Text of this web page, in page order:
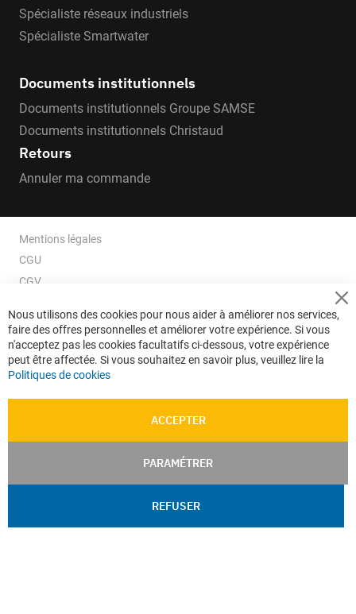
Spécialiste réseaux industriels
Spécialiste Smartwater
Documents institutionnels
Documents institutionnels Groupe SAMSE
Documents institutionnels Christaud
Retours
Annuler ma commande
Mentions légales
CGU
CGV
Données personnelles
Confidentialité
Plan du site
Nous utilisons des cookies pour nous aider à améliorer nos services,
faire des offres personnelles et améliorer votre expérience. Si vous
n'acceptez pas les cookies facultatifs ci-dessous, votre expérience
peut être affectée. Si vous souhaitez en savoir plus, veuillez lire la
Politiques de cookies
ACCEPTER
PARAMÉTRER
REFUSER